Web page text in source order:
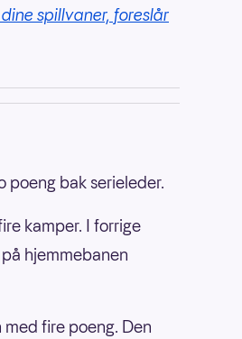
spillvaner, foreslår
poeng bak serieleder.
kamper. I forrige
hjemmebanen
fire poeng. Den